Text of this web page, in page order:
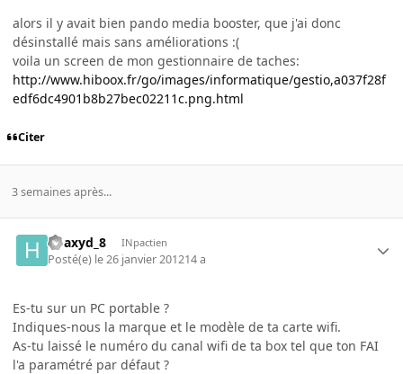
alors il y avait bien pando media booster, que j'ai donc
désinstallé mais sans améliorations :(
voila un screen de mon gestionnaire de taches:
http://www.hiboox.fr/go/images/informatique/gestio,a037f28f
edf6dc4901b8b27bec02211c.png.html
Citer
3 semaines après...
hoaxyd_8 INpactien
Posté(e) le 26 janvier 201214 a
Es-tu sur un PC portable ?
Indiques-nous la marque et le modèle de ta carte wifi.
As-tu laissé le numéro du canal wifi de ta box tel que ton FAI
l'a paramétré par défaut ?